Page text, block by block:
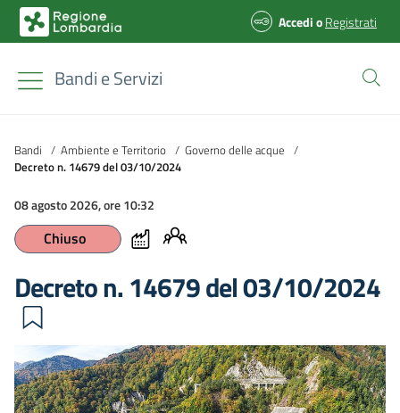
AccedioRegistrati
Bandi e Servizi
Bandi / Ambiente e Territorio / Governo delle acque /
Decreto n. 14679 del 03/10/2024
08 agosto 2026, ore 10:32
Chiuso
Decreto n. 14679 del 03/10/2024